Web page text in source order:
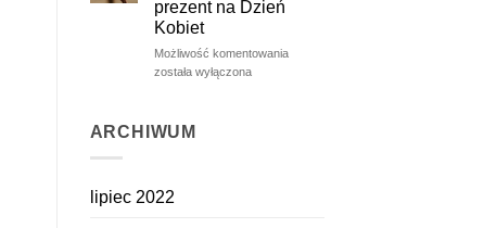
prezent na Dzień
Kobiet
Możliwość komentowaniaKwiaty
została wyłączona
ARCHIWUM
lipiec 2022